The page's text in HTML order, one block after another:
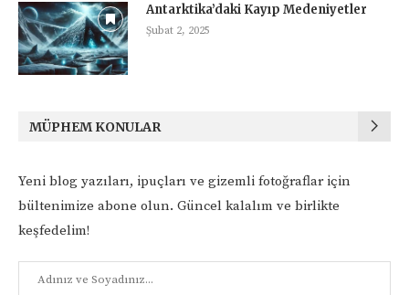
Antarktika’daki Kayıp Medeniyetler
Şubat 2, 2025
MÜPHEM KONULAR
Yeni blog yazıları, ipuçları ve gizemli fotoğraflar için
bültenimize abone olun. Güncel kalalım ve birlikte
keşfedelim!